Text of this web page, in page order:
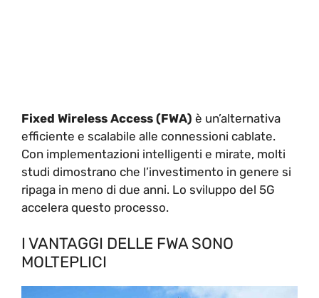
Fixed Wireless Access (FWA) è un’alternativa
efficiente e scalabile alle connessioni cablate.
Con implementazioni intelligenti e mirate, molti
studi dimostrano che l’investimento in genere si
ripaga in meno di due anni. Lo sviluppo del 5G
accelera questo processo.
I VANTAGGI DELLE FWA SONO
MOLTEPLICI